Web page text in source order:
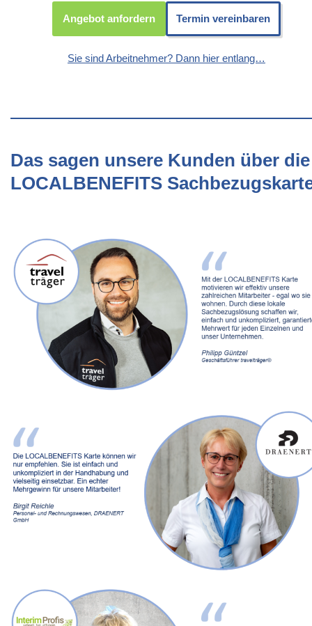
Angebot anfordern Termin vereinbaren
Sie sind Arbeitnehmer? Dann hier entlang…
Das sagen unsere Kunden über die
LOCALBENEFITS